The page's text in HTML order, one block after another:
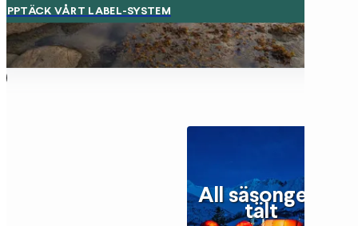
VÅRT LABEL-SYSTEM
All säsongers
tält